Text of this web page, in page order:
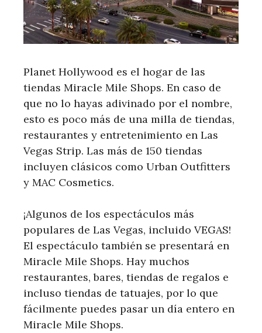
Planet Hollywood es el hogar de las
tiendas Miracle Mile Shops. En caso de
que no lo hayas adivinado por el nombre,
esto es poco más de una milla de tiendas,
restaurantes y entretenimiento en Las
Vegas Strip. Las más de 150 tiendas
incluyen clásicos como Urban Outfitters
y MAC Cosmetics.
¡Algunos de los espectáculos más
populares de Las Vegas, incluido VEGAS!
El espectáculo también se presentará en
Miracle Mile Shops. Hay muchos
restaurantes, bares, tiendas de regalos e
incluso tiendas de tatuajes, por lo que
fácilmente puedes pasar un día entero en
Miracle Mile Shops.